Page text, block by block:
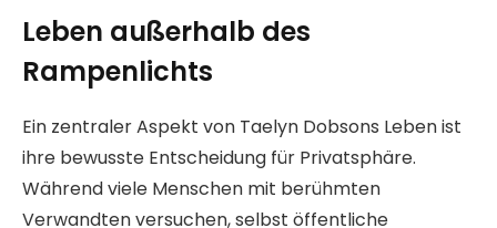
Leben außerhalb des
Rampenlichts
Ein zentraler Aspekt von Taelyn Dobsons Leben ist
ihre bewusste Entscheidung für Privatsphäre.
Während viele Menschen mit berühmten
Verwandten versuchen, selbst öffentliche